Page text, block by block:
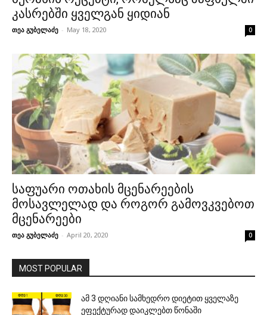
კასრებში ყველგან ყიდიან
თეა გუბელაძე - May 18, 2020 0
საფუარი ოთახის მცენარეების
მოსავლელად და როგორ გამოვკვებოთ
მცენარეები
თეა გუბელაძე - April 20, 2020 0
MOST POPULAR
ამ 3 დღიანი სამხედრო დიეტით ყველაზე
ეფექტურად დაიკლებთ წონაში